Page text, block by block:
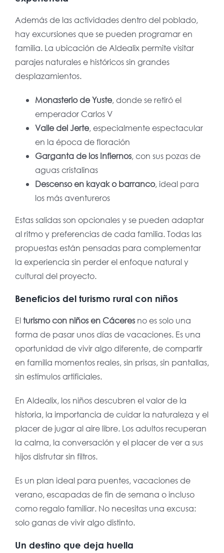
Además de las actividades dentro del poblado,
hay excursiones que se pueden programar en
familia. La ubicación de Aldealix permite visitar
parajes naturales e históricos sin grandes
desplazamientos.
Monasterio de Yuste, donde se retiró el
emperador Carlos V
Valle del Jerte, especialmente espectacular
en la época de floración
Garganta de los Infiernos, con sus pozas de
aguas cristalinas
Descenso en kayak o barranco, ideal para
los más aventureros
Estas salidas son opcionales y se pueden adaptar
al ritmo y preferencias de cada familia. Todas las
propuestas están pensadas para complementar
la experiencia sin perder el enfoque natural y
cultural del proyecto.
Beneficios del turismo rural con niños
Elturismo con niños en Cáceres no es solo una
forma de pasar unos días de vacaciones. Es una
oportunidad de vivir algo diferente, de compartir
en familia momentos reales, sin prisas, sin pantallas,
sin estímulos artificiales.
En Aldealix, los niños descubren el valor de la
historia, la importancia de cuidar la naturaleza y el
placer de jugar al aire libre. Los adultos recuperan
la calma, la conversación y el placer de ver a sus
hijos disfrutar sin filtros.
Es un plan ideal para puentes, vacaciones de
verano, escapadas de fin de semana o incluso
como regalo familiar. No necesitas una excusa:
solo ganas de vivir algo distinto.
Un destino que deja huella